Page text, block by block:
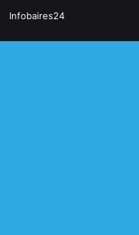
Infobaires24